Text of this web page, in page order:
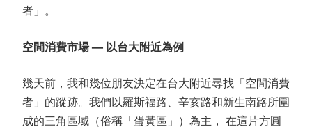
者」。
空間消費市場 — 以台大附近為例
幾天前，我和幾位朋友決定在台大附近尋找「空間消費
者」的蹤跡。我們以羅斯福路、辛亥路和新生南路所圍
成的三角區域（俗稱「蛋黃區」）為主， 在這片方圓